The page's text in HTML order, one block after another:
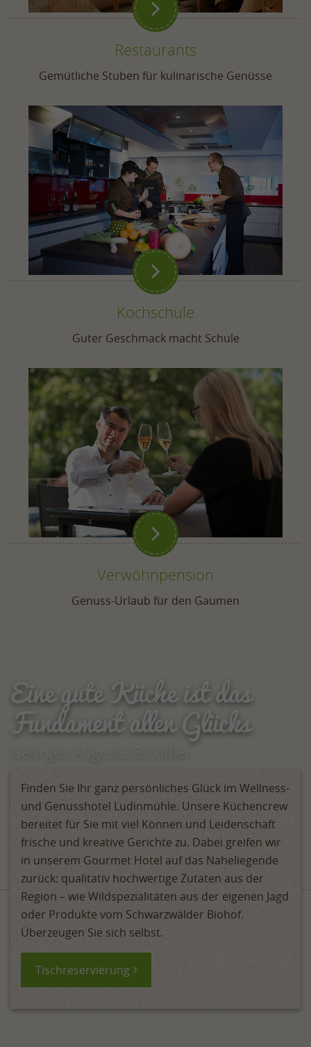

Restaurants
Gemütliche Stuben für kulinarische Genüsse

Kochschule
Guter Geschmack macht Schule

Verwöhnpension
Genuss-Urlaub für den Gaumen
Eine gute Küche ist das
Fundament allen Glücks
Finden Sie Ihr ganz persönliches Glück im Wellness-
und Genusshotel Ludinmühle. Unsere Küchencrew
bereitet für Sie mit viel Können und Leidenschaft
frische und kreative Gerichte zu. Dabei greifen wir
in unserem Gourmet Hotel auf das Naheliegende
zurück: qualitativ hochwertige Zutaten aus der
Region – wie Wildspezialitäten aus der eigenen Jagd
oder Produkte vom Schwarzwälder Biohof.
Überzeugen Sie sich selbst.
Tischreservierung